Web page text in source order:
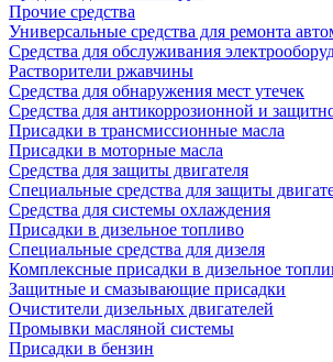
Прочие средства
Универсальные средства для ремонта
Средства для обслуживания
Растворители ржавчины
Средства для обнаружения мест утечек
Средства для антикоррозионной и
Присадки в трансмиссионные масла
Присадки в моторные масла
Средства для защиты двигателя
Специальныe средства для защиты
Средства для системы охлаждения
Присадки в дизельное топливо
Спeциальные средства для дизеля
Комплексные присадки в дизельное
Защитные и смазывающие присадки
Очистители дизельных двигателей
Промывки масляной системы
Присадки в бензин